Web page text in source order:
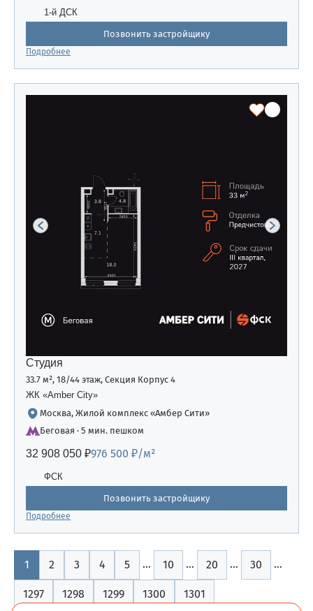
1-й ДСК
Позвонить застройщику
Подробнее
Студия
33.7 м², 18/44 этаж, Секция Корпус 4
ЖК «Amber Сity»
Москва, Жилой комплекс «Амбер Сити»
Беговая · 5 мин. пешком
32 908 050 ₽976 500 ₽/м²
ФСК
Позвонить застройщику
Подробнее
1 2 3 4 5 … 10 … 20 … 30 …
1297 1298 1299 1300
1301